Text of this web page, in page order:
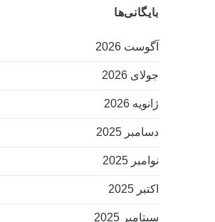
بایگانی‌ها
آگوست 2026
جولای 2026
ژانویه 2026
دسامبر 2025
نوامبر 2025
اکتبر 2025
سپتامبر 2025